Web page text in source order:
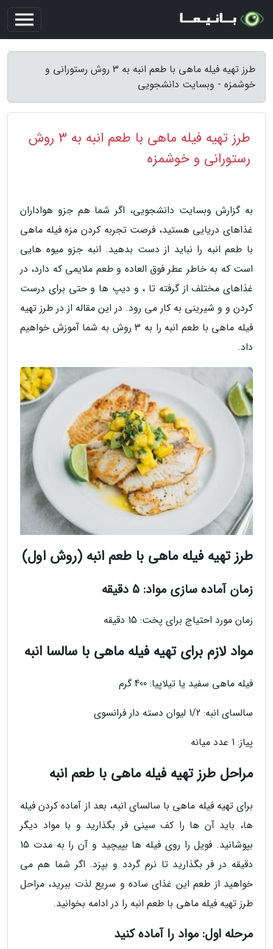
طرز تهیه فیله ماهی با طعم انبه به 3 روش رستورانی و
خوشمزه - وبسایت دانشجویی
طرز تهیه فیله ماهی با طعم انبه به 3 روش
رستورانی و خوشمزه
به گزارش وبسایت دانشجویی، اگر شما هم جزو هواداران
غذاهای دریایی هستید، فرصت تجربه کردن مزه فیله ماهی
با طعم انبه را نباید از دست بدهید. انبه جزو میوه هایی
است که به خاطر عطر فوق العاده و طعم ملایمی که دارد، در
غذاهای مختلف از گرفته تا ، و دیپ ها و حتی برای درست
کردن و و شیرینی به کار می رود. در این مقاله از در طرز تهیه
فیله ماهی با طعم انبه را به 3 روش به شما آموزش خواهیم
داد.
طرز تهیه فیله ماهی با طعم انبه (روش اول)
زمان آماده سازی مواد: 5 دقیقه
زمان مورد احتیاج برای پخت: 15 دقیقه
مواد لازم برای تهیه فیله ماهی با سالسا انبه
فیله ماهی سفید یا تیلاپیا: 400 گرم
سالسای انبه: 1/2 لیوان دسته دار فرانسوی
پیاز: 1 عدد میانه
مراحل طرز تهیه فیله ماهی با طعم انبه
برای تهیه فیله ماهی با سالسای انبه، بعد از آماده کردن فیله
ها، باید آن ها را کف سینی فر بگذارید و با مواد دیگر
بپوشانید. فویل را روی فیله ها بپیچید و آن را به مدت 15
دقیقه در فر بگذارید تا نرم گردد و بپزد. اگر شما هم می
خواهید از طعم این غذای ساده و سریع لذت ببرید، مراحل
طرز تهیه فیله ماهی با طعم انبه را در ادامه بخوانید.
مرحله اول: مواد را آماده کنید